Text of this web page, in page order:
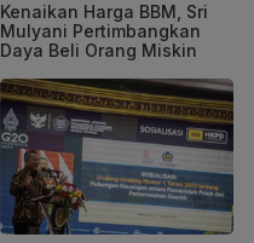
Kenaikan Harga BBM, Sri
Mulyani Pertimbangkan
Daya Beli Orang Miskin